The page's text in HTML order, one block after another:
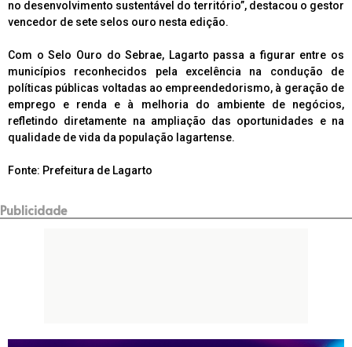
no desenvolvimento sustentável do território”, destacou o gestor
vencedor de sete selos ouro nesta edição.
Com o Selo Ouro do Sebrae, Lagarto passa a figurar entre os
municípios reconhecidos pela excelência na condução de
políticas públicas voltadas ao empreendedorismo, à geração de
emprego e renda e à melhoria do ambiente de negócios,
refletindo diretamente na ampliação das oportunidades e na
qualidade de vida da população lagartense.
Fonte: Prefeitura de Lagarto
Publicidade